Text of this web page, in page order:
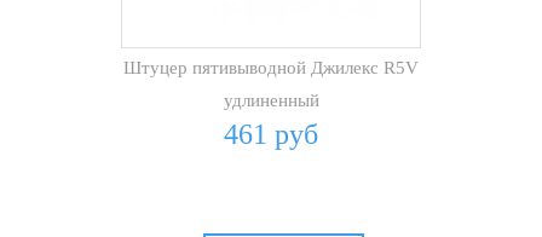
Штуцер пятивыводной Джилекс R5V
удлиненный
461 руб